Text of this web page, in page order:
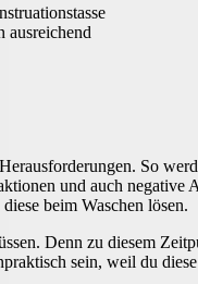
ausreichend
So
und auch
beim Waschen lösen.
Denn zu diesem
sein, weil du